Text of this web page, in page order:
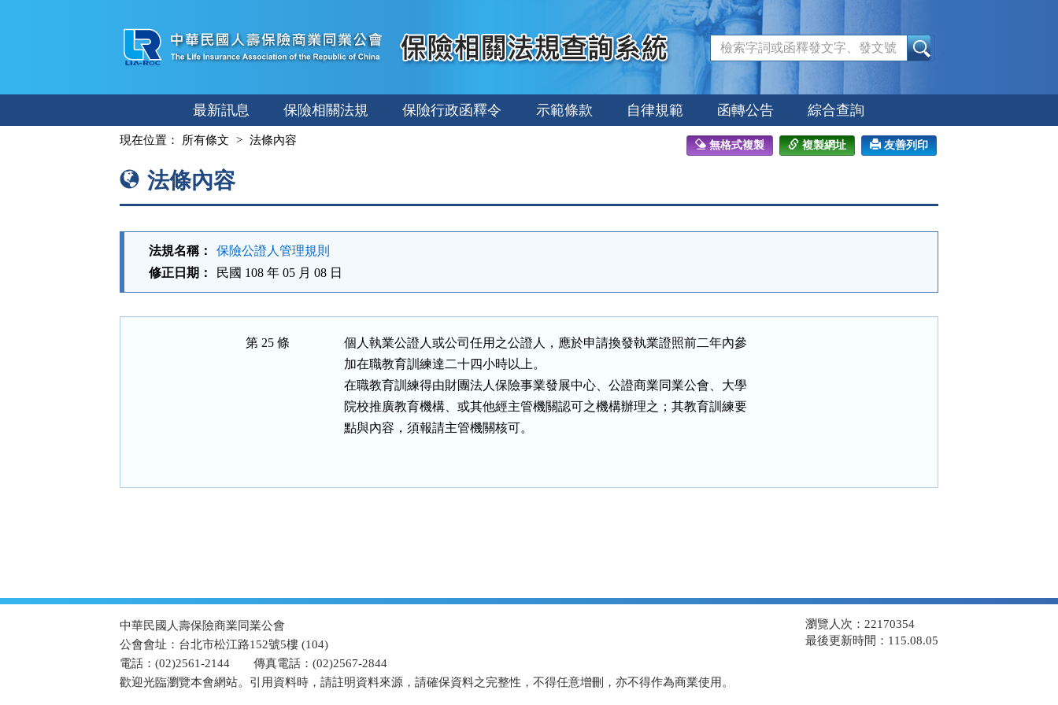
容
最新訊息 保險相關法規 保險行政函釋令 示範條款 自律規範 函轉公告 綜合查詢
現在位置： 所有條文 法條內容 無格式複製 複製網址 友善列印
法條內容
法規名稱：
保險公證人管理規則
修正日期：
民國 108 年 05 月 08 日
第 25 條
個人執業公證人或公司任用之公證人，應於申請換發執業證照前二年內參
加在職教育訓練達二十四小時以上。
在職教育訓練得由財團法人保險事業發展中心、公證商業同業公會、大學
院校推廣教育機構、或其他經主管機關認可之機構辦理之；其教育訓練要
點與內容，須報請主管機關核可。
中華民國人壽保險商業同業公會
公會會址：台北市松江路152號5樓 (104)
電話：(02)2561-2144
傳真電話：(02)2567-2844
歡迎光臨瀏覽本會網站。引用資料時，請註明資料來源，請確保資料之完整性，不得任意增刪，亦不得作為商業使用。
瀏覽人次：22170354
最後更新時間：115.08.05